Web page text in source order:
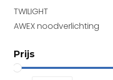
TWILIGHT
AWEX noodverlichting
Prijs